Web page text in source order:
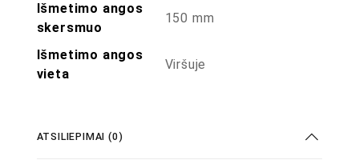
Išmetimo angos
skersmuo
150 mm
Išmetimo angos
vieta
Viršuje
ATSILIEPIMAI (0)